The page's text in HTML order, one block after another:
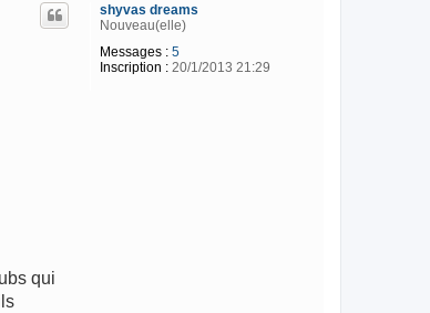
shyvas dreams
Nouveau(elle)
Messages : 5
Inscription : 20/1/2013 21:29
qui